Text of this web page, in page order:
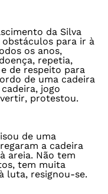
da Silva
para ir à
os anos,
repetia,
de respeito para
de uma cadeira
jogo
protestou.
de uma
a cadeira
areia. Não tem
tem muita
luta, resignou-se.